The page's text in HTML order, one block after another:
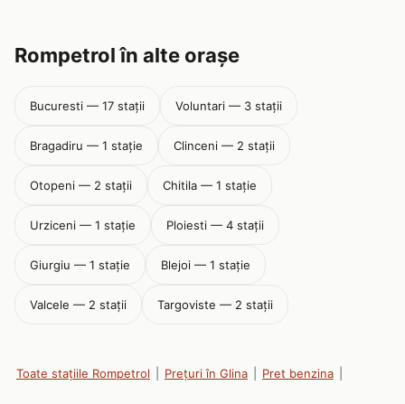
Rompetrol în alte orașe
Bucuresti — 17 stații Voluntari — 3 stații
Bragadiru — 1 stație Clinceni — 2 stații
Otopeni — 2 stații Chitila — 1 stație
Urziceni — 1 stație Ploiesti — 4 stații
Giurgiu — 1 stație Blejoi — 1 stație
Valcele — 2 stații Targoviste — 2 stații
Toate stațiile Rompetrol Prețuri în Glina Pret benzina